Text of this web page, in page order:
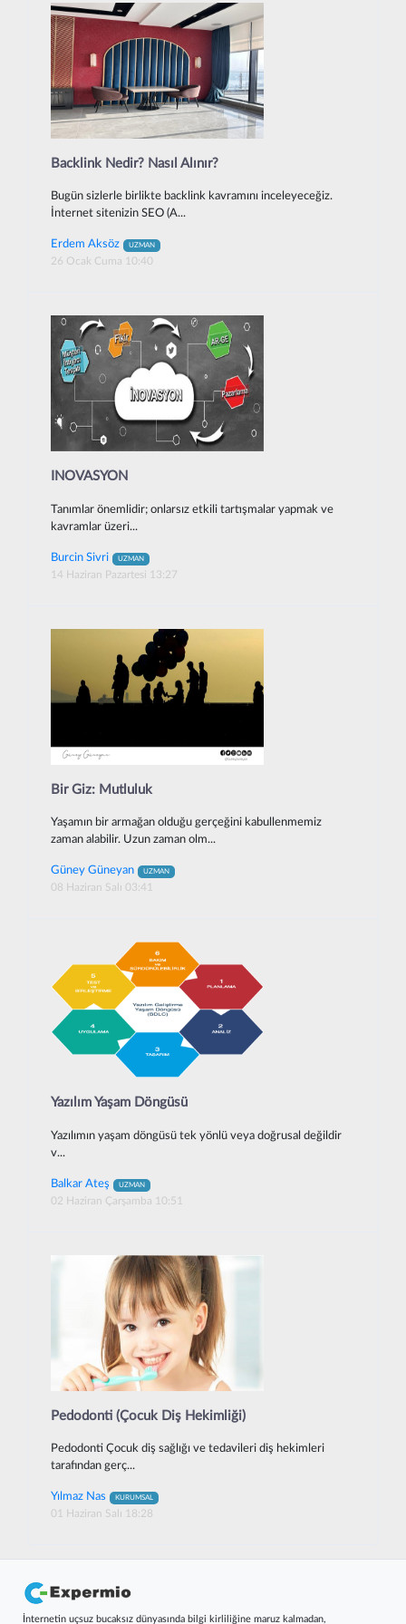
Backlink Nedir? Nasıl Alınır?
Bugün sizlerle birlikte backlink kavramını inceleyeceğiz.
İnternet sitenizin SEO (A...
Erdem Aksöz UZMAN
26 Ocak Cuma 10:40
INOVASYON
Tanımlar önemlidir; onlarsız etkili tartışmalar yapmak ve
kavramlar üzeri...
Burcin Sivri UZMAN
14 Haziran Pazartesi 13:27
Bir Giz: Mutluluk
Yaşamın bir armağan olduğu gerçeğini kabullenmemiz
zaman alabilir. Uzun zaman olm...
Güney Güneyan UZMAN
08 Haziran Salı 03:41
Yazılım Yaşam Döngüsü
Yazılımın yaşam döngüsü tek yönlü veya doğrusal değildir
v...
Balkar Ateş UZMAN
02 Haziran Çarşamba 10:51
Pedodonti (Çocuk Diş Hekimliği)
Pedodonti Çocuk diş sağlığı ve tedavileri diş hekimleri
tarafından gerç...
Yılmaz Nas KURUMSAL
01 Haziran Salı 18:28
İnternetin uçsuz bucaksız dünyasında bilgi kirliliğine maruz kalmadan,